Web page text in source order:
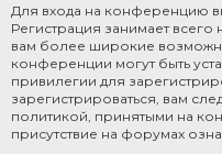
Для входа на конференцию
Регистрация занимает
вам более широкие
конференции могут быть
привилегии для
зарегистрироваться, вам
политикой, принятыми на
присутствие на форумах